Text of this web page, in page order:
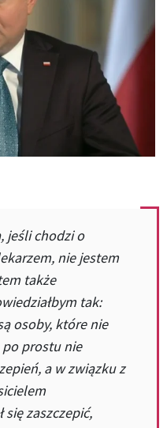
jeśli chodzi o
nie jestem
także
tak:
osoby, które nie
po prostu nie
a w związku z
się zaszczepić,